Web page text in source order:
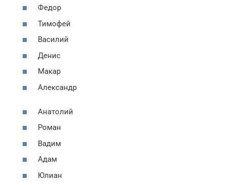
Федор
Тимофей
Василий
Денис
Макар
Александр
Анатолий
Роман
Вадим
Адам
Юлиан